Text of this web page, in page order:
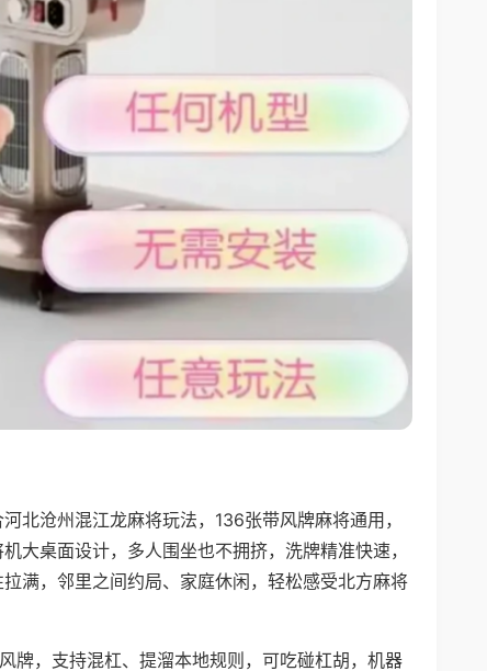
北沧州混江龙麻将玩法，136张带风牌麻将通用，
大桌面设计，多人围坐也不拥挤，洗牌精准快速，
满，邻里之间约局、家庭休闲，轻松感受北方麻将
牌，支持混杠、提溜本地规则，可吃碰杠胡，机器